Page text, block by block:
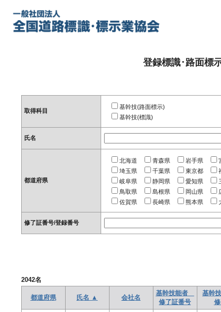
登録標識･路面標
取得科目
基幹技(路面標示)
基幹技(標識)
氏名
都道府県
北海道 青森県 岩手県
埼玉県
千葉県 東京都
岐阜県
静岡県 愛知県
鳥取県
島根県 岡山県
佐賀県
長崎県 熊本県
修了証番号/登録番号
2042名
都道府県 氏名 ▲ 会社名
基幹技能者
修了証番号
基幹